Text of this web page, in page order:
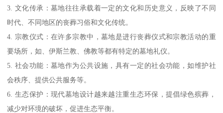
3. 文化传承：墓地往往承载着一定的文化和历史意义，反映了不同
时代、不同地区的丧葬习俗和文化传统。
4. 宗教仪式：在许多宗教中，墓地是进行丧葬仪式和宗教活动的重
要场所，如、伊斯兰教、佛教等都有特定的墓地礼仪。
5. 社会功能：墓地作为公共设施，具有一定的社会功能，如维护社
会秩序、提供公共服务等。
6. 生态保护：现代墓地设计越来越注重生态环保，提倡绿色殡葬，
减少对环境的破坏，促进生态平衡。